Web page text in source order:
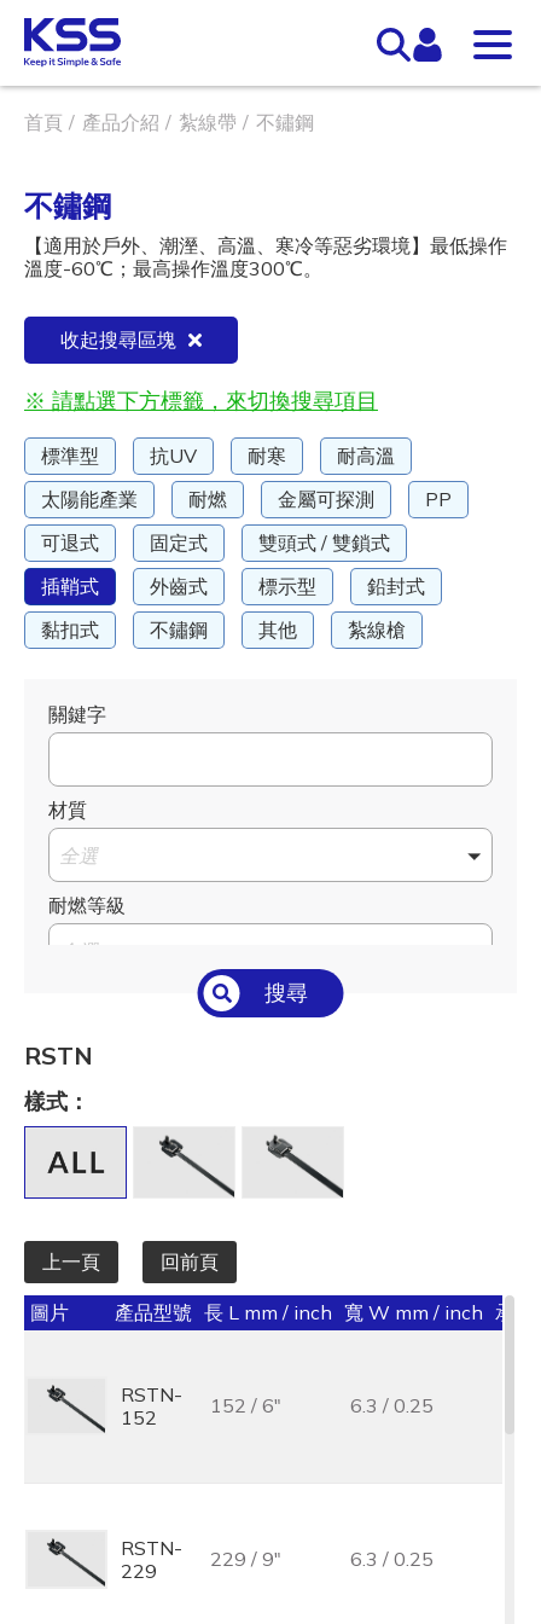
首頁 產品介紹 紮線帶 不鏽鋼
不鏽鋼
【適用於戶外、潮溼、高溫、寒冷等惡劣環境】最低操作
溫度-60℃；最高操作溫度300℃。
收起搜尋區塊
※ 請點選下方標籤，來切換搜尋項目
標準型 抗UV 耐寒
耐高溫
太陽能產業
耐燃 金屬可探測
PP
可退式
固定式
雙頭式 / 雙鎖式
插鞘式
外齒式 標示型
鉛封式
黏扣式
不鏽鋼 其他 紮線槍
關鍵字
材質
全選
耐燃等級
全選
全選
長 L mm / inch
寬 W mm / inch
全選
承受力 lbs/kgf/N
全選
最大束線徑 (mm)
全選
基板厚度 (mm)
搜尋
RSTN
樣式：
上一頁 回前頁
圖片 產品型號 長 L mm / inch 寬 W mm / inch 承受
RSTN-
152
152 / 6" 6.3 / 0.25
RSTN-
229
229 / 9" 6.3 / 0.25